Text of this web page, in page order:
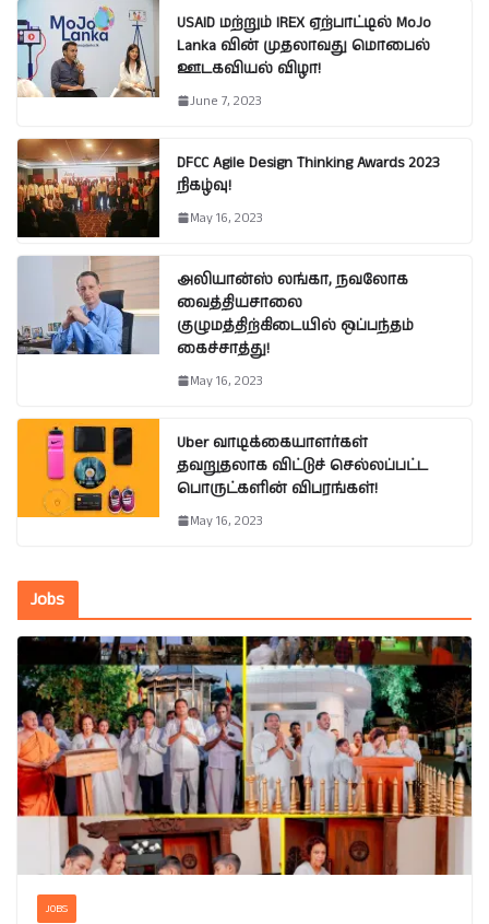
USAID மற்றும் IREX ஏற்பாட்டில் MoJo
Lanka வின் முதலாவது மொபைல்
ஊடகவியல் விழா!
June 7, 2023
DFCC Agile Design Thinking Awards 2023
நிகழ்வு!
May 16, 2023
அலியான்ஸ் லங்கா, நவலோக
வைத்தியசாலை
குழுமத்திற்கிடையில் ஒப்பந்தம்
கைச்சாத்து!
May 16, 2023
Uber வாடிக்கையாளர்கள்
தவறுதலாக விட்டுச் செல்லப்பட்ட
பொருட்களின் விபரங்கள்!
May 16, 2023
Jobs
JOBS